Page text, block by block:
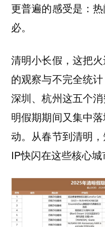
更普遍的感受是：
必。
清明小长假，这把
的观察与不完全统计
深圳、杭州这五个
明假期期间又集中
动。从春节到清明
IP快闪在这些核心城